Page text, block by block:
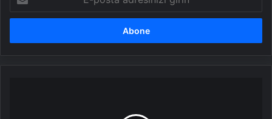
posta
adresinizi